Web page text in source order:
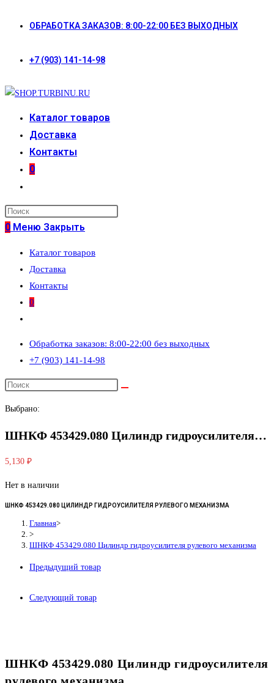
ОБРАБОТКА ЗАКАЗОВ: 8:00-22:00 БЕЗ ВЫХОДНЫХ
+7 (903) 141-14-98
Каталог товаров
Доставка
Контакты
0
поиск
по
сайту
0 Меню Закрыть
Каталог товаров
Доставка
Контакты
0
по
веб-
сайту
Обработка заказов: 8:00-22:00 без выходных
+7 (903) 141-14-98
Выбрано:
ШНКФ 453429.080 Цилиндр гидроусилителя…
5,130 ₽
Нет в наличии
ШНКФ 453429.080 ЦИЛИНДР ГИДРОУСИЛИТЕЛЯ РУЛЕВОГО МЕХАНИЗМА
Главная>
>
ШНКФ 453429.080 Цилиндр гидроусилителя рулевого механизма
Предыдущий товар
Следующий товар
ШНКФ 453429.080 Цилиндр гидроусилителя